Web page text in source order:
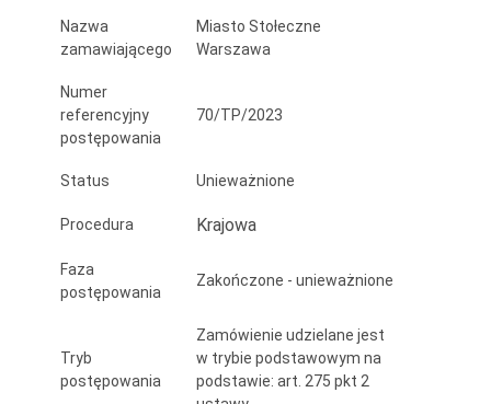
zieleni
terenach
administrowanych
przez
Zarząd
m.st.
Nazwa
zamawiającego
Miasto Stołeczne
Warszawa
Numer
referencyjny
postępowania
70/TP/2023
Status Unieważnione
Procedura Krajowa
Faza
postępowania
Zakończone - unieważnione
Tryb
postępowania
Zamówienie udzielane jest
w trybie podstawowym na
podstawie: art. 275 pkt 2